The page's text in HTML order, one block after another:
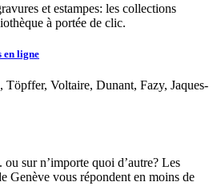
et estampes: les collections
à portée de clic.
en ligne
Töpffer, Voltaire, Dunant, Fazy, Jaques-
sur n’importe quoi d’autre? Les
Genève vous répondent en moins de